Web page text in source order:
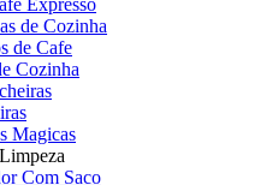
Expresso
de Cozinha
de Cafe
Cozinha
Magicas
Com Saco